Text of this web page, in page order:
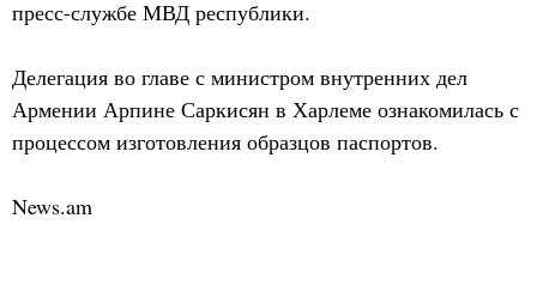
пресс-службе МВД республики.
Делегация во главе с министром внутренних дел
Армении Арпине Саркисян в Харлеме ознакомилась с
процессом изготовления образцов паспортов.
News.am